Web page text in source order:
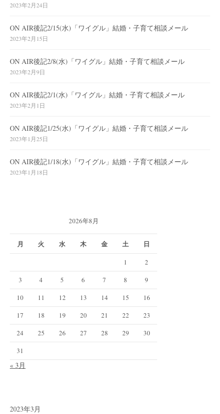
2023年2月24日
ON AIR後記2/15(水)「ワイグル」結婚・子育て相談メール
2023年2月15日
ON AIR後記2/8(水)「ワイグル」結婚・子育て相談メール
2023年2月9日
ON AIR後記2/1(水)「ワイグル」結婚・子育て相談メール
2023年2月1日
ON AIR後記1/25(水)「ワイグル」結婚・子育て相談メール
2023年1月25日
ON AIR後記1/18(水)「ワイグル」結婚・子育て相談メール
2023年1月18日
2026年8月
月 火 水 木 金 土 日
1
2
3
4 5 6 7 8
9
10
11 12 13 14 15
16
17
18 19 20 21 22
23
24
25 26 27 28 29
30
31
« 3月
2023年3月